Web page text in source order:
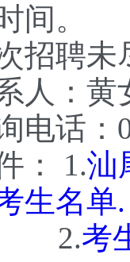
间。
聘未尽
：黄
话：
1.汕
生名单.
考